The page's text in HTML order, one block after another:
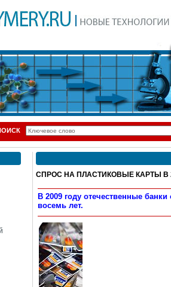
СПРОС НА ПЛАСТИКОВЫЕ КАРТЫ В
В 2009 году отечественные
восемь лет.